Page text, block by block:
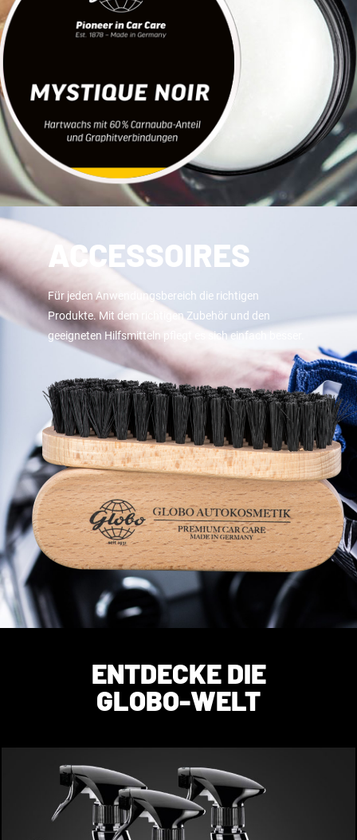
ACCESSOIRES
Für jeden Anwendungsbereich die richtigen
Produkte. Mit dem richtigen Zubehör und den
geeigneten Hilfsmitteln pflegt es sich einfach besser.
ENTDECKE DIE
GLOBO-WELT